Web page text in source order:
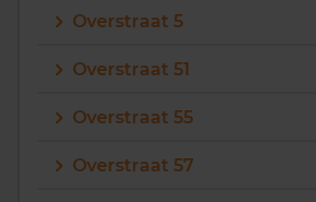
Overstraat 5
Overstraat 51
Overstraat 55
Overstraat 57